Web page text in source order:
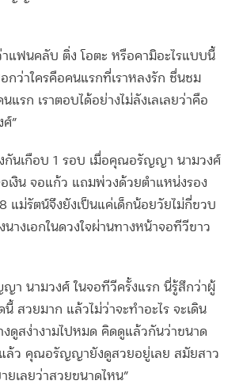
แฟนคลับ ติ่ง โอตะ หรือคามิอะไรแบบนี้
กว่าใครคือคนแรกที่เราหลงรัก ชื่นชม
แรก เราตอบได้อย่างไม่ลังเลเลยว่าคือ
”
กันเกือบ 1 รอบ เมื่อคุณอรัญญา นามวงศ์
เงิน จอแก้ว แถมพ่วงด้วยตำแหน่งรอง
แม่รัตน์จึงยังเป็นแค่เด็กน้อยวัยไม่กี่ขวบ
างเอกในดวงใจผ่านทางหน้าจอทีวีขาว
า นามวงศ์ ในจอทีวีครั้งแรก นี่รู้สึกว่าผู้
สวยมาก แล้วไม่ว่าจะทำอะไร จะเดิน
ดูสง่างามไปหมด คิดดูแล้วกันว่าขนาด
ล้ว คุณอรัญญายังดูสวยอยู่เลย สมัยสาว
ยเลยว่าสวยขนาดไหน”